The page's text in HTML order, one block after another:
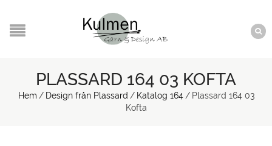
PLASSARD 164 03 KOFTA
Hem / Design från Plassard / Katalog 164 / Plassard 164 03
Kofta